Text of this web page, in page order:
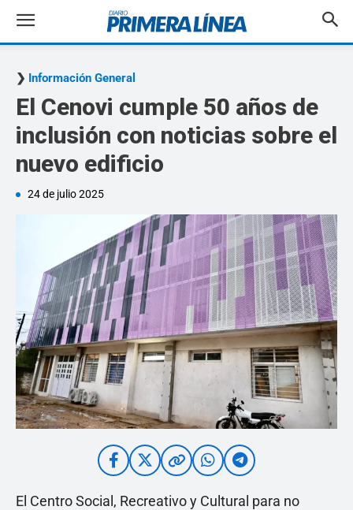
Información General
El Cenovi cumple 50 años de
inclusión con noticias sobre el
nuevo edificio
24 de julio 2025
El Centro Social, Recreativo y Cultural para no